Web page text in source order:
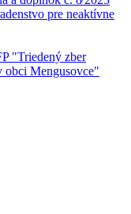
pre neaktívne
"Triedený zber
obci Mengusovce"